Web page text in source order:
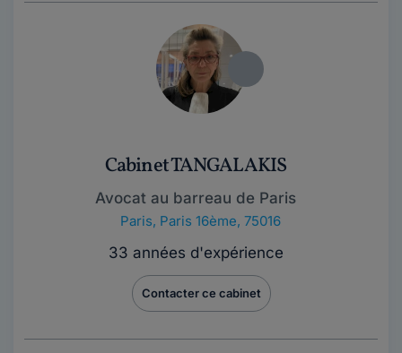
Cabinet TANGALAKIS
Avocat au barreau de Paris
Paris, Paris 16ème, 75016
33 années d'expérience
Contacter ce cabinet